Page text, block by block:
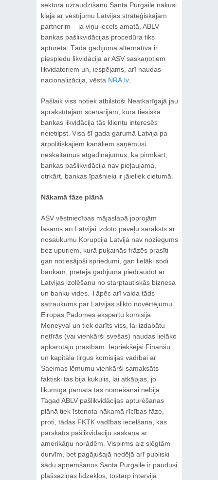
sektora uzraudzīšanu Santa Purgaile nākusi
klajā ar vēstījumu Latvijas stratēģiskajam
partnerim – ja viņu iecels amatā, ABLV
bankas pašlikvidācijas procedūra tiks
apturēta. Tādā gadījumā alternatīva ir
piespiedu likvidācija ar ASV saskaņotiem
likvidatoriem un, iespējams, arī naudas
nacionalizācija, vēsta NRA.lv.
Pašlaik viss notiek atbilstoši Neatkarīgajā jau
aprakstītajam scenārijam, kurā tiesiska
bankas likvidācija tās klientu interesēs
neietilpst. Visa šī gada garumā Latvija pa
ārpolitiskajiem kanāliem saņēmusi
neskaitāmus atgādinājumus, ka pirmkārt,
bankas pašlikvidācija nav pieļaujama,
otrkārt, bankas īpašnieki ir jāieliek cietumā.
Nākamā fāze plānā
ASV vēstniecības mājaslapā joprojām
lasāms arī Latvijai izdoto pavēļu saraksts ar
nosaukumu Korupcija Latvijā nav noziegums
bez upuriem, kurā puķainās frāzēs prasīti
gan notiesājoši spriedumi, gan lielāki sodi
bankām, pretējā gadījumā piedraudot ar
Latvijas izolēšanu no starptautiskās biznesa
un banku vides. Tāpēc arī valda tāds
satraukums par Latvijas slikto novērtējumu
Eiropas Padomes ekspertu komisijā
Moneyval un tiek darīts viss, lai izdabātu
netīrās (vai vienkārši svešas) naudas lielāko
apkarotāju prasībām. Iepriekšējai Finanšu
un kapitāla tirgus komisijas vadībai ar
Saeimas lēmumu vienkārši samaksāts –
faktiski tas bija kukulis, lai atkāpjas, jo
likumīga pamata tās nomešanai nebija.
Tagad ABLV pašlikvidācijas apturēšanas
plānā tiek īstenota nākamā rīcības fāze,
proti, tādas FKTK vadības iecelšana, kas
pārskatīs pašlikvidāciju saskaņā ar
amerikāņu norādēm. Vispirms aiz slēgtām
durvīm, bet pagājušajā nedēļā arī publiski
šādu apņemšanos Santa Purgaile ir paudusi
plašsaziņas līdzekļos, tostarp intervijā